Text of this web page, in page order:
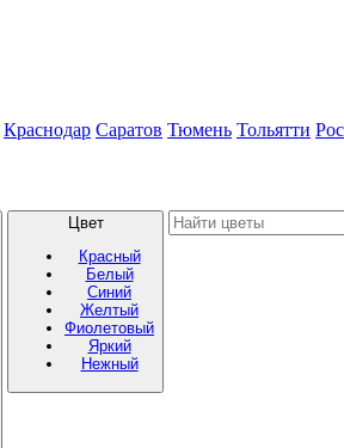
Краснодар Саратов Тюмень Тольятти
Цвет
Красный
Белый
Синий
Желтый
Фиолетовый
Яркий
Нежный